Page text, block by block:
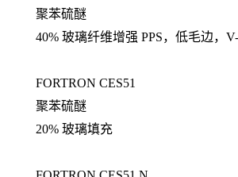
聚苯硫醚
40% 玻璃纤维增强 PPS，低毛边，
FORTRON CES51
聚苯硫醚
20% 玻璃填充